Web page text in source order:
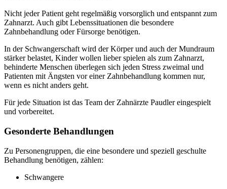
Nicht jeder Patient geht regelmäßig vorsorglich und entspannt zum
Zahnarzt. Auch gibt Lebenssituationen die besondere
Zahnbehandlung oder Fürsorge benötigen.
In der Schwangerschaft wird der Körper und auch der Mundraum
stärker belastet, Kinder wollen lieber spielen als zum Zahnarzt,
behinderte Menschen überlegen sich jeden Stress zweimal und
Patienten mit Ängsten vor einer Zahnbehandlung kommen nur,
wenn es nicht anders geht.
Für jede Situation ist das Team der Zahnärzte Paudler eingespielt
und vorbereitet.
Gesonderte Behandlungen
Zu Personengruppen, die eine besondere und speziell geschulte
Behandlung benötigen, zählen:
Schwangere